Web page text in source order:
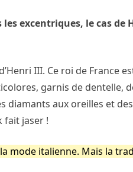
excentriques, le cas de
III. Ce roi de France
garnis de dentelle,
diamants aux oreilles et
fait jaser !
mode italienne. Mais la